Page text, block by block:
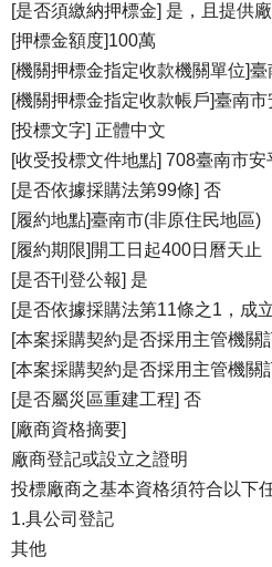
[是否須繳納押標金] 是，且提供
[押標金額度]100萬
[機關押標金指定收款機關單位]
[機關押標金指定收款帳戶]臺南
[投標文字] 正體中文
[收受投標文件地點] 708臺南市
[是否依據採購法第99條] 否
[履約地點]臺南市(非原住民地區)
[履約期限]開工日起400日曆天止
[是否刊登公報] 是
[是否依據採購法第11條之1，成
[本案採購契約是否採用主管機關
[本案採購契約是否採用主管機關
[是否屬災區重建工程] 否
[廠商資格摘要]
廠商登記或設立之證明
投標廠商之基本資格須符合以下
1.具公司登記
其他